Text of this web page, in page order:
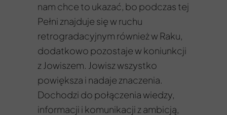
nam chce to ukazać, bo podczas tej
Pełni znajduje się w ruchu
retrogradacyjnym również w Raku,
dodatkowo pozostaje w koniunkcji
z Jowiszem. Jowisz wszystko
powiększa i nadaje znaczenia.
Dochodzi do połączenia wiedzy,
informacji i komunikacji z ambicją,